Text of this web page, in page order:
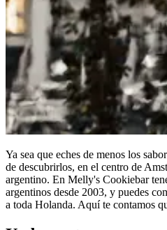
Ya sea que eches de menos los
de descubrirlos, en el centro de
argentino. En Melly's Cookiebar
argentinos desde 2003, y puedes
a toda Holanda. Aquí te contamos